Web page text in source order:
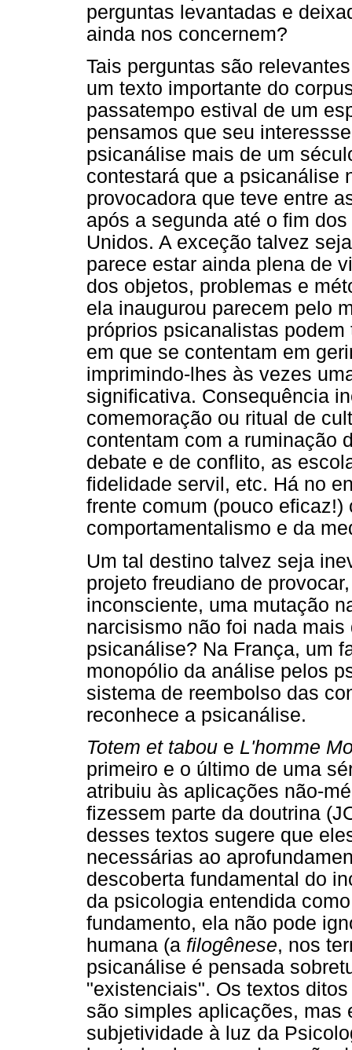
perguntas levantadas e
ainda nos concernem?
Tais perguntas são
um texto importante do
passatempo estival de um
pensamos que seu
psicanálise mais de um
contestará que a psicanálise
provocadora que teve entre
após a segunda até o fim
Unidos. A exceção talvez
parece estar ainda plena de
dos objetos, problemas e
ela inaugurou parecem pelo
próprios psicanalistas
em que se contentam em
imprimindo-lhes às vezes
significativa. Consequência
comemoração ou ritual de
contentam com a ruminação
debate e de conflito, as
fidelidade servil, etc. Há no
frente comum (pouco
comportamentalismo e da
Um tal destino talvez seja
projeto freudiano de
inconsciente, uma mutação
narcisismo não foi nada
psicanálise? Na França, um
monopólio da análise pelos
sistema de reembolso das
reconhece a psicanálise.
Totem et tabou e L'homme
primeiro e o último de uma
atribuiu às aplicações não-
fizessem parte da doutrina
desses textos sugere que
necessárias ao
descoberta fundamental do
da psicologia entendida
fundamento, ela não pode
humana (a filogênese, nos
psicanálise é pensada
"existenciais". Os textos
são simples aplicações, mas
subjetividade à luz da